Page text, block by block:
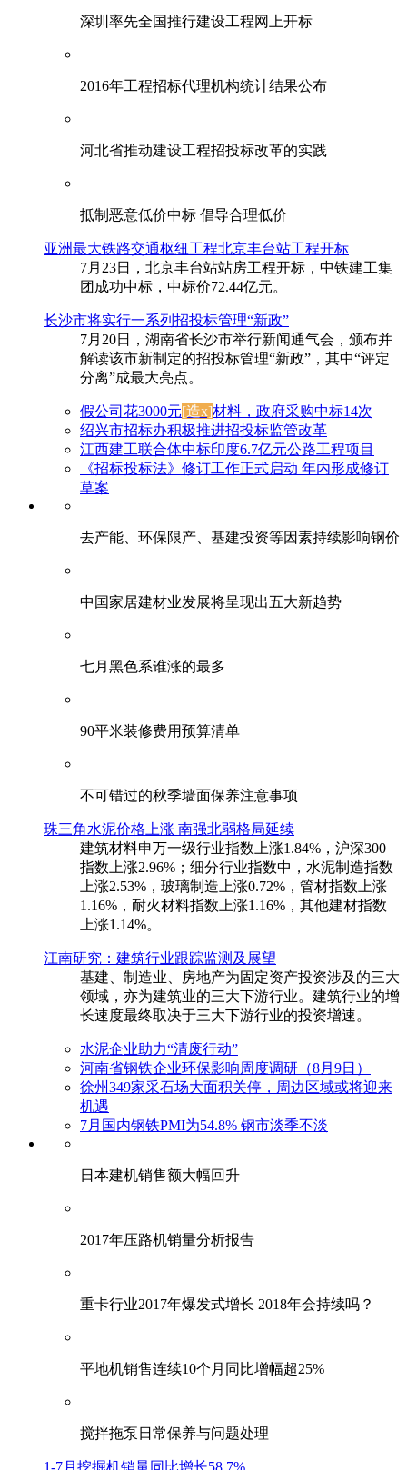
深圳率先全国推行建设工程网上开标
2016年工程招标代理机构统计结果公布
河北省推动建设工程招投标改革的实践
抵制恶意低价中标 倡导合理低价
亚洲最大铁路交通枢纽工程北京丰台站工程开标
7月23日，北京丰台站站房工程开标，中铁建工集
团成功中标，中标价72.44亿元。
长沙市将实行一系列招投标管理“新政”
7月20日，湖南省长沙市举行新闻通气会，颁布并
解读该市新制定的招投标管理“新政”，其中“评定
分离”成最大亮点。
假公司花3000元[造x]材料，政府采购中标14次
绍兴市招标办积极推进招投标监管改革
江西建工联合体中标印度6.7亿元公路工程项目
《招标投标法》修订工作正式启动 年内形成修订
草案
去产能、环保限产、基建投资等因素持续影响钢价
中国家居建材业发展将呈现出五大新趋势
七月黑色系谁涨的最多
90平米装修费用预算清单
不可错过的秋季墙面保养注意事项
珠三角水泥价格上涨 南强北弱格局延续
建筑材料申万一级行业指数上涨1.84%，沪深300
指数上涨2.96%；细分行业指数中，水泥制造指数
上涨2.53%，玻璃制造上涨0.72%，管材指数上涨
1.16%，耐火材料指数上涨1.16%，其他建材指数
上涨1.14%。
江南研究：建筑行业跟踪监测及展望
基建、制造业、房地产为固定资产投资涉及的三大
领域，亦为建筑业的三大下游行业。建筑行业的增
长速度最终取决于三大下游行业的投资增速。
水泥企业助力“清废行动”
河南省钢铁企业环保影响周度调研（8月9日）
徐州349家采石场大面积关停，周边区域或将迎来
机遇
7月国内钢铁PMI为54.8% 钢市淡季不淡
日本建机销售额大幅回升
2017年压路机销量分析报告
重卡行业2017年爆发式增长 2018年会持续吗？
平地机销售连续10个月同比增幅超25%
搅拌拖泵日常保养与问题处理